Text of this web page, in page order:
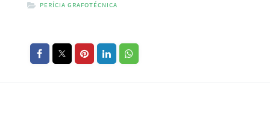
PERÍCIA GRAFOTÉCNICA